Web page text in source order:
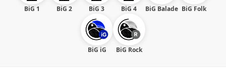
BiG 1 BiG 2 BiG 3 BiG 4 BiG Balade BiG Folk
BiG iG BiG Rock